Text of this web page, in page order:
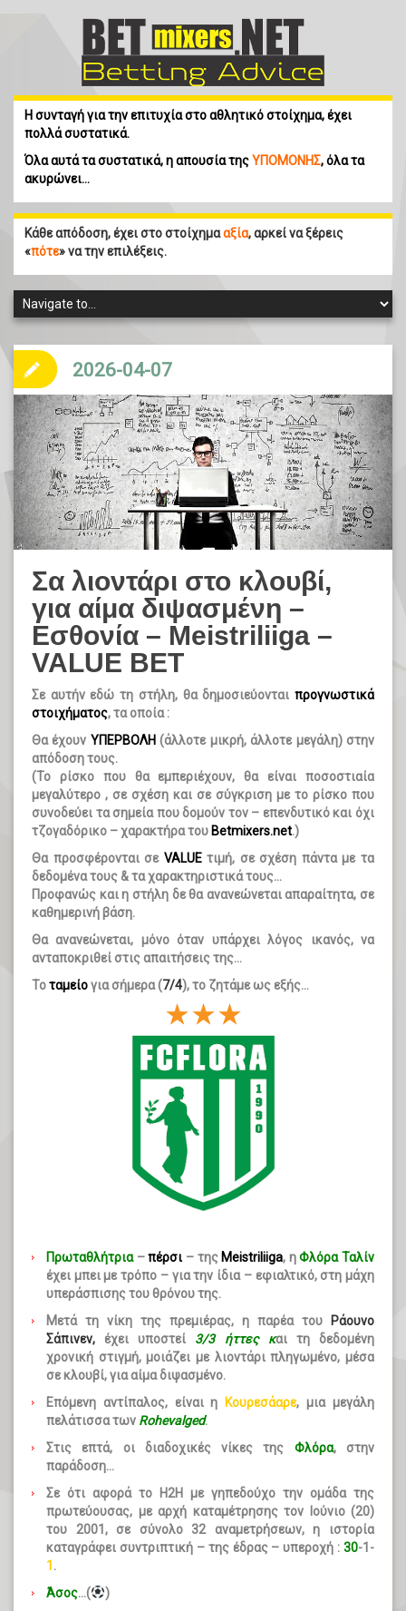
Η συνταγή για την επιτυχία στο αθλητικό στοίχημα, έχει
πολλά συστατικά.
Όλα αυτά τα συστατικά, η απουσία τηςΥΠΟΜΟΝΗΣ, όλα τα
ακυρώνει…
Κάθε απόδοση, έχει στο στοίχημααξία, αρκεί να ξέρεις
«πότε» να την επιλέξεις.
Σα λιοντάρι στο κλουβί,
για αίμα διψασμένη –
Εσθονία – Meistriliiga –
VALUE BET
Σε αυτήν εδώ τη στήλη, θα δημοσιεύονται προγνωστικά
στοιχήματος, τα οποία :
Θα έχουν ΥΠΕΡΒΟΛΗ (άλλοτε μικρή, άλλοτε μεγάλη) στην
απόδοση τους.
(Το ρίσκο που θα εμπεριέχουν, θα είναι ποσοστιαία
μεγαλύτερο , σε σχέση και σε σύγκριση με το ρίσκο που
συνοδεύει τα σημεία που δομούν τον – επενδυτικό και όχι
τζογαδόρικο – χαρακτήρα του Betmixers.net.)
Θα προσφέρονται σεVALUEτιμή, σε σχέση πάντα με τα
δεδομένα τους & τα χαρακτηριστικά τους…
Προφανώς και η στήλη δε θα ανανεώνεται απαραίτητα, σε
καθημερινή βάση.
Θα ανανεώνεται, μόνο όταν υπάρχει λόγος ικανός, να
ανταποκριθεί στις απαιτήσεις της…
Τοταμείογια σήμερα (7/4), το ζητάμε ως εξής…
Πρωταθλήτρια–πέρσι – τηςMeistriliiga, ηΦλόρα Ταλίν
έχει μπει με τρόπο – για την ίδια – εφιαλτικό, στη μάχη
υπεράσπισης του θρόνου της.
Μετά τη νίκη της πρεμιέρας, η παρέα του Ράουνο
Σάπινεν, έχει υποστεί 3/3 ήττες και τη δεδομένη
χρονική στιγμή, μοιάζει με λιοντάρι πληγωμένο, μέσα
σε κλουβί, για αίμα διψασμένο.
Επόμενη αντίπαλος, είναι ηΚουρεσάαρε, μια μεγάλη
πελάτισσα των Rohevalged.
Στις επτά, οι διαδοχικές νίκες της Φλόρα, στην
παράδοση…
Σε ότι αφορά το H2H με γηπεδούχο την ομάδα της
πρωτεύουσας, με αρχή καταμέτρησης τον Ιούνιο (20)
του 2001, σε σύνολο 32 αναμετρήσεων, η ιστορία
καταγράφει συντριπτική – της έδρας – υπεροχή : 30-1-
1.
Άσος…( )
2026-04-07